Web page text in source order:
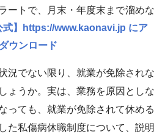
ートで、月末・年度末まで溜めな
式】https://www.kaonavi.jp にア
ウンロード
況でない限り、就業が免除されな
ょうか。実は、業務を原因としな
っても、就業が免除されて休める
た私傷病休職制度について、説明